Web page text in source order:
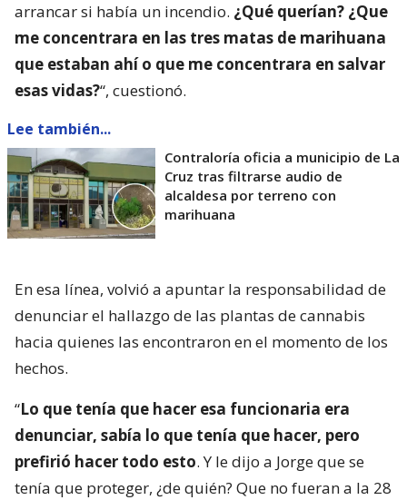
arrancar si había un incendio. ¿Qué querían? ¿Que
me concentrara en las tres matas de marihuana
que estaban ahí o que me concentrara en salvar
esas vidas?“, cuestionó.
Lee también...
Contraloría oficia a municipio de La
Cruz tras filtrarse audio de
alcaldesa por terreno con
marihuana
En esa línea, volvió a apuntar la responsabilidad de
denunciar el hallazgo de las plantas de cannabis
hacia quienes las encontraron en el momento de los
hechos.
“Lo que tenía que hacer esa funcionaria era
denunciar, sabía lo que tenía que hacer, pero
prefirió hacer todo esto. Y le dijo a Jorge que se
tenía que proteger, ¿de quién? Que no fueran a la 28